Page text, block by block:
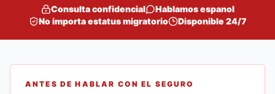
Consulta confidencial
Hablamos espanol
No importa estatus migratorio
Disponible 24/7
ANTES DE HABLAR CON EL SEGURO